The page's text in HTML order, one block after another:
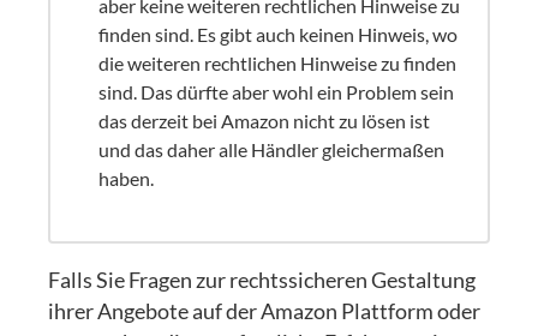
aber keine weiteren rechtlichen Hinweise zu
finden sind. Es gibt auch keinen Hinweis, wo
die weiteren rechtlichen Hinweise zu finden
sind. Das dürfte aber wohl ein Problem sein
das derzeit bei Amazon nicht zu lösen ist
und das daher alle Händler gleichermaßen
haben.
Falls Sie Fragen zur rechtssicheren Gestaltung
ihrer Angebote auf der Amazon Plattform oder